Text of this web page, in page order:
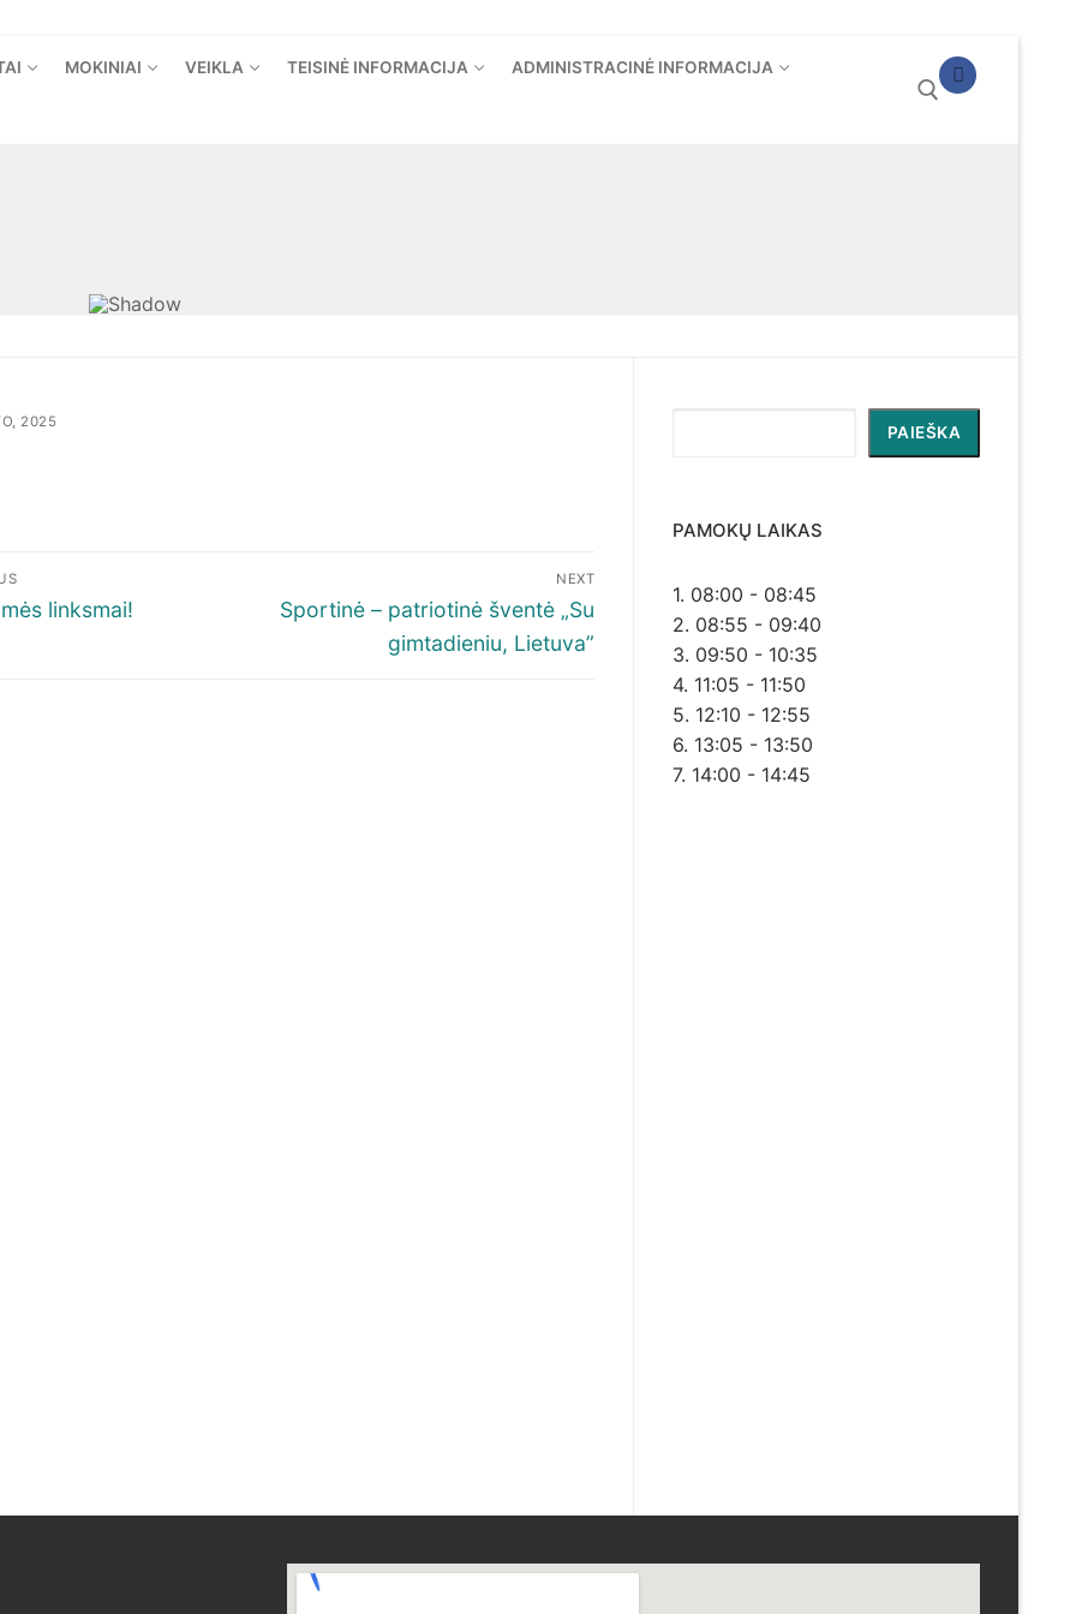
MOKINIAI VEIKLA TEISINĖ INFORMACIJA ADMINISTRACINĖ INFORMACIJA
2025
linksmai!
NEXT
Next
Sportinė – patriotinė šventė „Su
gimtadieniu, Lietuva”
PAIEŠKA
PAMOKŲ LAIKAS
1. 08:00 - 08:45
2. 08:55 - 09:40
3. 09:50 - 10:35
4. 11:05 - 11:50
5. 12:10 - 12:55
6. 13:05 - 13:50
7. 14:00 - 14:45